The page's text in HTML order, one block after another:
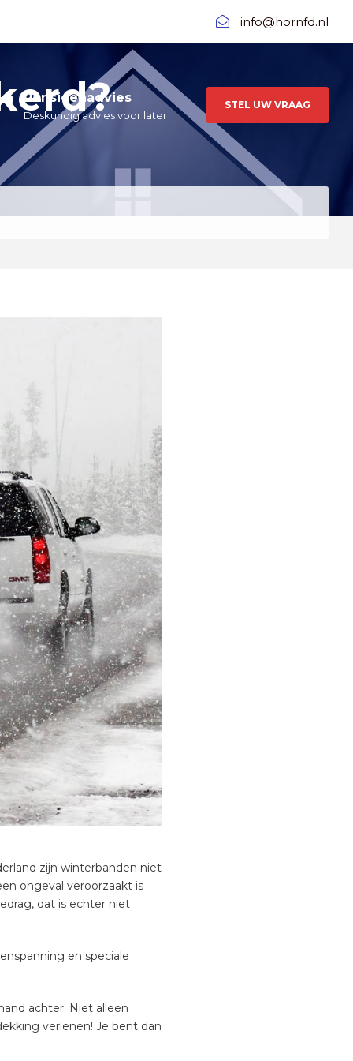
info@hornfd.nl
Pensioenadvies
Deskundig advies voor later
STEL UW VRAAG
zijn winterbanden niet
ongeval veroorzaakt is
dat is echter niet
en speciale
achter. Niet alleen
verlenen! Je bent dan